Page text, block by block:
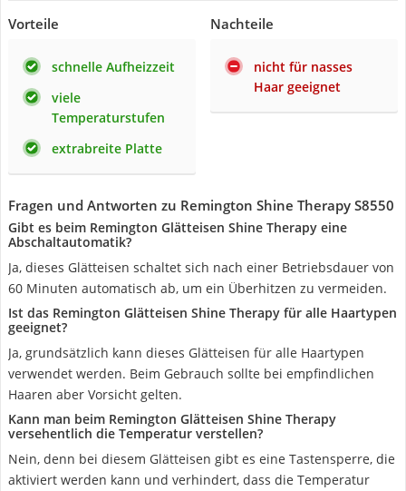
Vorteile
schnelle Aufheizzeit
viele
Temperaturstufen
extrabreite Platte
Nachteile
nicht für nasses
Haar geeignet
Fragen und Antworten zu Remington Shine Therapy S8550
Gibt es beim Remington Glätteisen Shine Therapy eine
Abschaltautomatik?
Ja, dieses Glätteisen schaltet sich nach einer Betriebsdauer von
60 Minuten automatisch ab, um ein Überhitzen zu vermeiden.
Ist das Remington Glätteisen Shine Therapy für alle Haartypen
geeignet?
Ja, grundsätzlich kann dieses Glätteisen für alle Haartypen
verwendet werden. Beim Gebrauch sollte bei empfindlichen
Haaren aber Vorsicht gelten.
Kann man beim Remington Glätteisen Shine Therapy
versehentlich die Temperatur verstellen?
Nein, denn bei diesem Glätteisen gibt es eine Tastensperre, die
aktiviert werden kann und verhindert, dass die Temperatur